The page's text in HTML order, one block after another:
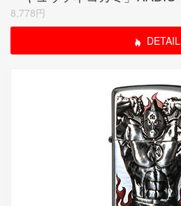
8,778円
DETAIL